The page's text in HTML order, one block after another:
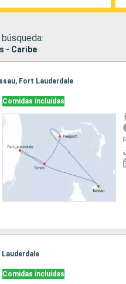
- Caribe
Fort Lauderdale
Comidas incluidas
Comidas incluidas